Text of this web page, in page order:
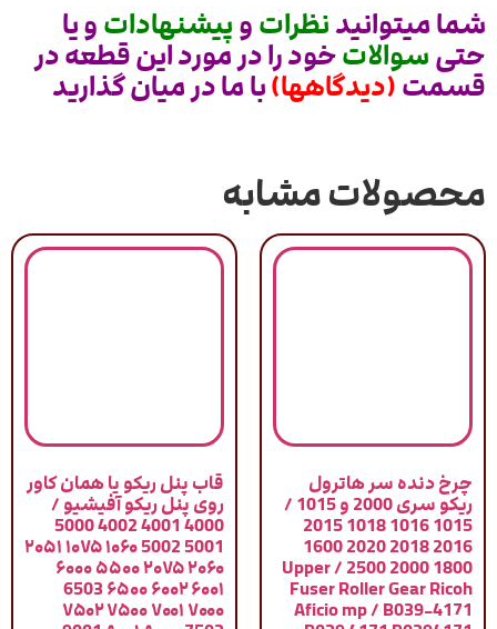
شما میتوانیدنظراتوپیشنهاداتو یا
حتیسوالاتخود را در مورد این قطعه در
قسمت(دیدگاهها)با ما در میان گذارید
محصولات مشابه
چرخ دنده سر هاترول
ریکو سری 2000 و 1015 /
1015 1016 1018 2015
2016 2018 2020 1600
1800 2000 2500 / Upper
Fuser Roller Gear Ricoh
Aficio mp / B039-4171
قاب پنل ریکو یا همان کاور
روی پنل ریکو آفیشیو /
4000 4001 4002 5000
5001 5002 ۱۰۶۰ ۱۰۷۵ ۲۰۵۱
۲۰۶۰ ۲۰۷۵ ۵۵۰۰ ۶۰۰۰
۶۰۰۱ ۶۰۰۲ ۶۵۰۰ 6503
۷۰۰۰ ۷۰۰۱ ۷۵۰۰ ۷۵۰۲